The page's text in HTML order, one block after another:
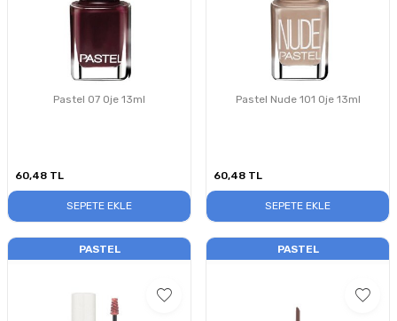
Pastel 07 Oje 13ml
60,48 TL
SEPETE EKLE
Pastel Nude 101 Oje 13ml
60,48 TL
SEPETE EKLE
PASTEL PASTEL